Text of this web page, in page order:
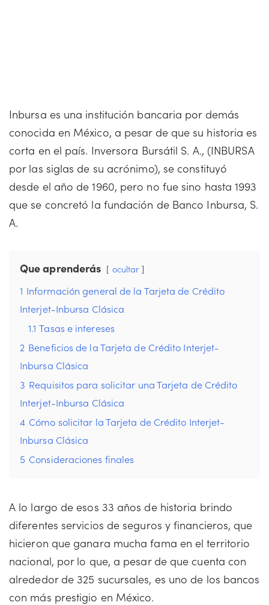
Inbursa es una institución bancaria por demás
conocida en México, a pesar de que su historia es
corta en el país. Inversora Bursátil S. A., (INBURSA
por las siglas de su acrónimo), se constituyó
desde el año de 1960, pero no fue sino hasta 1993
que se concretó la fundación de Banco Inbursa, S.
A.
Que aprenderás ocultar
1 Información general de la Tarjeta de Crédito
Interjet-Inbursa Clásica
1.1 Tasas e intereses
2 Beneficios de la Tarjeta de Crédito Interjet-
Inbursa Clásica
3 Requisitos para solicitar una Tarjeta de Crédito
Interjet-Inbursa Clásica
4 Cómo solicitar la Tarjeta de Crédito Interjet-
Inbursa Clásica
5 Consideraciones finales
A lo largo de esos 33 años de historia brindo
diferentes servicios de seguros y financieros, que
hicieron que ganara mucha fama en el territorio
nacional, por lo que, a pesar de que cuenta con
alrededor de 325 sucursales, es uno de los bancos
con más prestigio en México.